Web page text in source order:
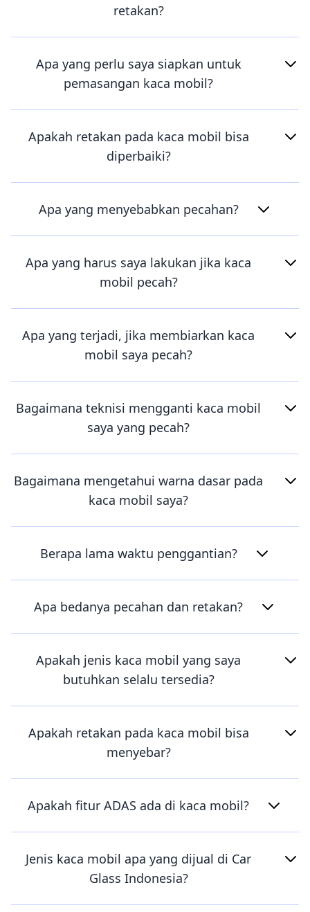
retakan?
Apa yang perlu saya siapkan untuk
pemasangan kaca mobil?
Apakah retakan pada kaca mobil bisa
diperbaiki?
Apa yang menyebabkan pecahan?
Apa yang harus saya lakukan jika kaca
mobil pecah?
Apa yang terjadi, jika membiarkan kaca
mobil saya pecah?
Bagaimana teknisi mengganti kaca mobil
saya yang pecah?
Bagaimana mengetahui warna dasar pada
kaca mobil saya?
Berapa lama waktu penggantian?
Apa bedanya pecahan dan retakan?
Apakah jenis kaca mobil yang saya
butuhkan selalu tersedia?
Apakah retakan pada kaca mobil bisa
menyebar?
Apakah fitur ADAS ada di kaca mobil?
Jenis kaca mobil apa yang dijual di Car
Glass Indonesia?